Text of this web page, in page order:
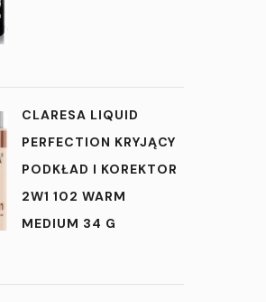
CLARESA LIQUID
PERFECTION KRYJĄCY
PODKŁAD I KOREKTOR
2W1 102 WARM
MEDIUM 34 G